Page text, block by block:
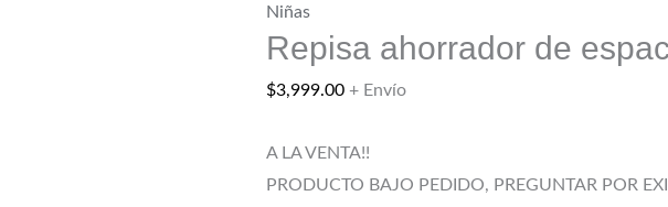
Niñas
Repisa ahorrador de
$3,999.00 + Envío
A LA VENTA!!
PRODUCTO BAJO PEDIDO, PREGUNTAR POR